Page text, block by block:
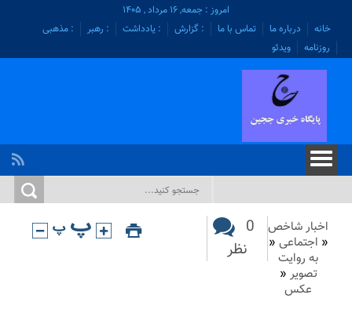
امروز : جمعه, ۱۶ مرداد , ۱۴۰۵
خانه
درباره ما تماس با ما : گزارش : یادداشت : رهبر
: مذهبی
روزنامه
ویدئو
اخبار شاخص
« اجتماعی «
به روایت
تصویر «
عکس
0
نظر